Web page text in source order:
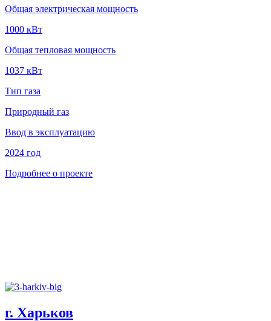
Общая электрическая мощность
1000 кВт
Общая тепловая мощность
1037 кВт
Тип газа
Природный газ
Ввод в эксплуатацию
2024 год
Подробнее о проекте
г. Харьков